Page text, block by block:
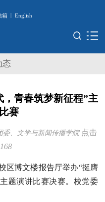
箱 | English
态
青春筑梦新征程”主
赛
委、文学与新闻传播学院 点击
168
区博文楼报告厅举办“挺膺
题演讲比赛决赛。校党委